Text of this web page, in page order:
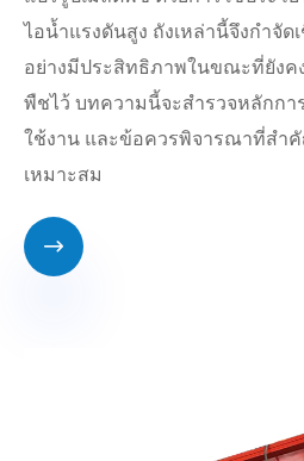
ไอน้ำแรงดันสูง ถังเหล่านี้จึงกำจั
อย่างมีประสิทธิภาพในขณะที่ยัง
พืชไว้ บทความนี้จะสำรวจหลักก
ใช้งาน และข้อควรพิจารณาที่สำ
เหมาะสม
